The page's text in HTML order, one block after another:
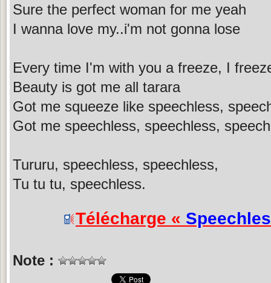
Sure the perfect woman for me yeah
I wanna love my..i'm not gonna lose
Every time I'm with you a freeze, I
Beauty is got me all tarara
Got me squeeze like speechless,
Got me speechless, speechless,
Tururu, speechless, speechless,
Tu tu tu, speechless.
Télécharge «
Note :